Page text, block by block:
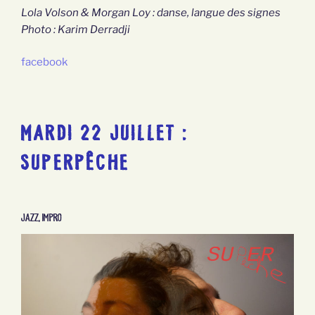
Lola Volson & Morgan Loy : danse, langue des signes
Photo : Karim Derradji
facebook
MARDI 22 JUILLET :
SUPERPÊCHE
Jazz, Impro